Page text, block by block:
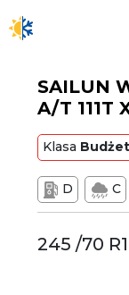
SAILUN
A/T 111T
Klasa
D C
245 /70